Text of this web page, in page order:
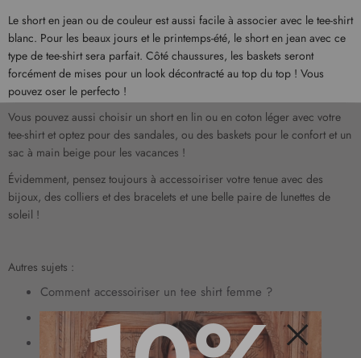
Le short en jean ou de couleur est aussi facile à associer avec le tee-shirt
blanc. Pour les beaux jours et le printemps-été, le short en jean avec ce
type de tee-shirt sera parfait. Côté chaussures, les baskets seront
forcément de mises pour un look décontracté au top du top ! Vous
pouvez oser le perfecto !
Vous pouvez aussi choisir un short en lin ou en coton léger avec votre
tee-shirt et optez pour des sandales, ou des baskets pour le confort et un
sac à main beige pour les vacances !
Évidemment, pensez toujours à accessoiriser votre tenue avec des
bijoux, des colliers et des bracelets et une belle paire de lunettes de
soleil !
Autres sujets :
Comment accessoiriser un tee shirt femme ?
Comment bien porter un tee shirt femme ?
Comment choisir un tee shirt oversize pour femme ?